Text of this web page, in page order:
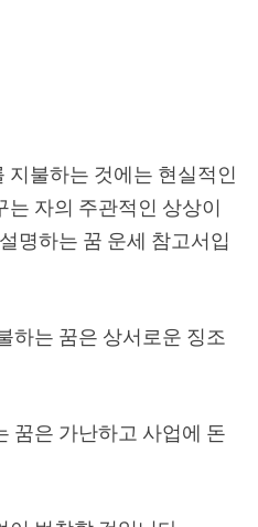
지불하는 것에는 현실적인
는 자의 주관적인 상상이
명하는 꿈 운세 참고서입
하는 꿈은 상서로운 징조
꿈은 가난하고 사업에 돈